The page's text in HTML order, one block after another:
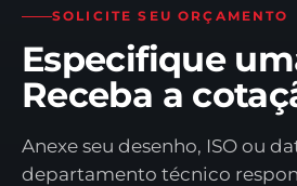
SOLICITE SEU ORÇAMENTO
Especifique
Receba a
Anexe seu desenho, ISO ou
departamento técnico